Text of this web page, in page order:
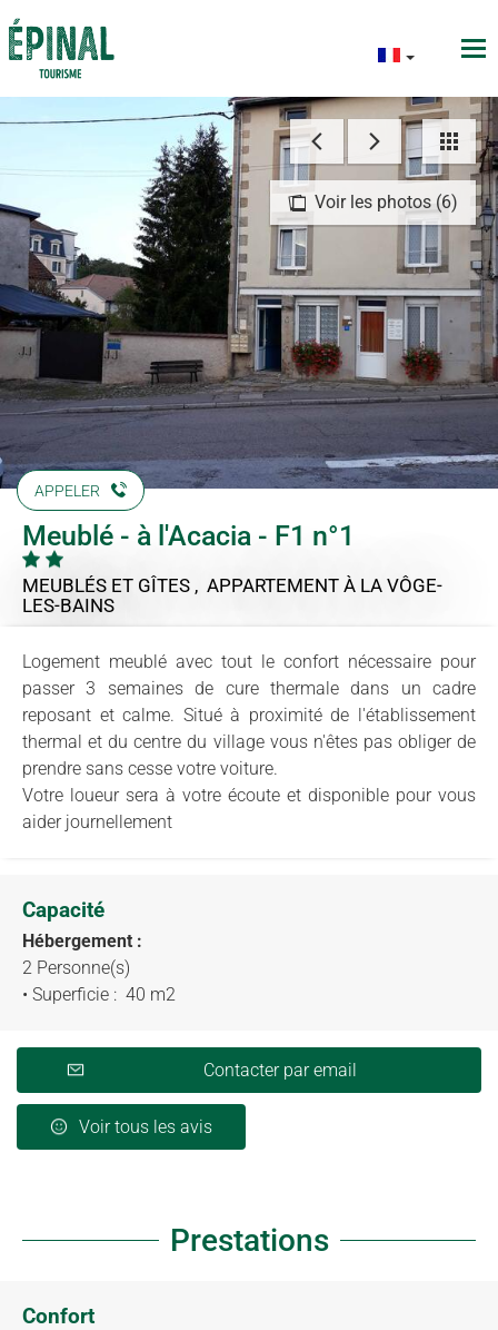
Voir les photos (6)
APPELER
Meublé - à l'Acacia - F1 n°1
MEUBLÉS ET GÎTES , APPARTEMENT À LA VÔGE-
LES-BAINS
Logement meublé avec tout le confort nécessaire pour
passer 3 semaines de cure thermale dans un cadre
reposant et calme. Situé à proximité de l'établissement
thermal et du centre du village vous n'êtes pas obliger de
prendre sans cesse votre voiture.
Votre loueur sera à votre écoute et disponible pour vous
aider journellement
Capacité
Hébergement :
2 Personne(s)
• Superficie : 40 m2
Contacter par email
Voir tous les avis
Prestations
Confort